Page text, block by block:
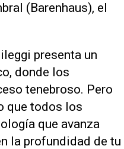
(Barenhaus), el
presenta un
donde los
tenebroso. Pero
que todos los
que avanza
la profundidad de tu